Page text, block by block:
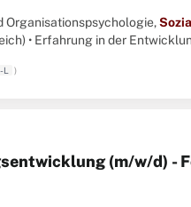
Organisationspsychologie,
• Erfahrung in der
)
(m/w/d) -